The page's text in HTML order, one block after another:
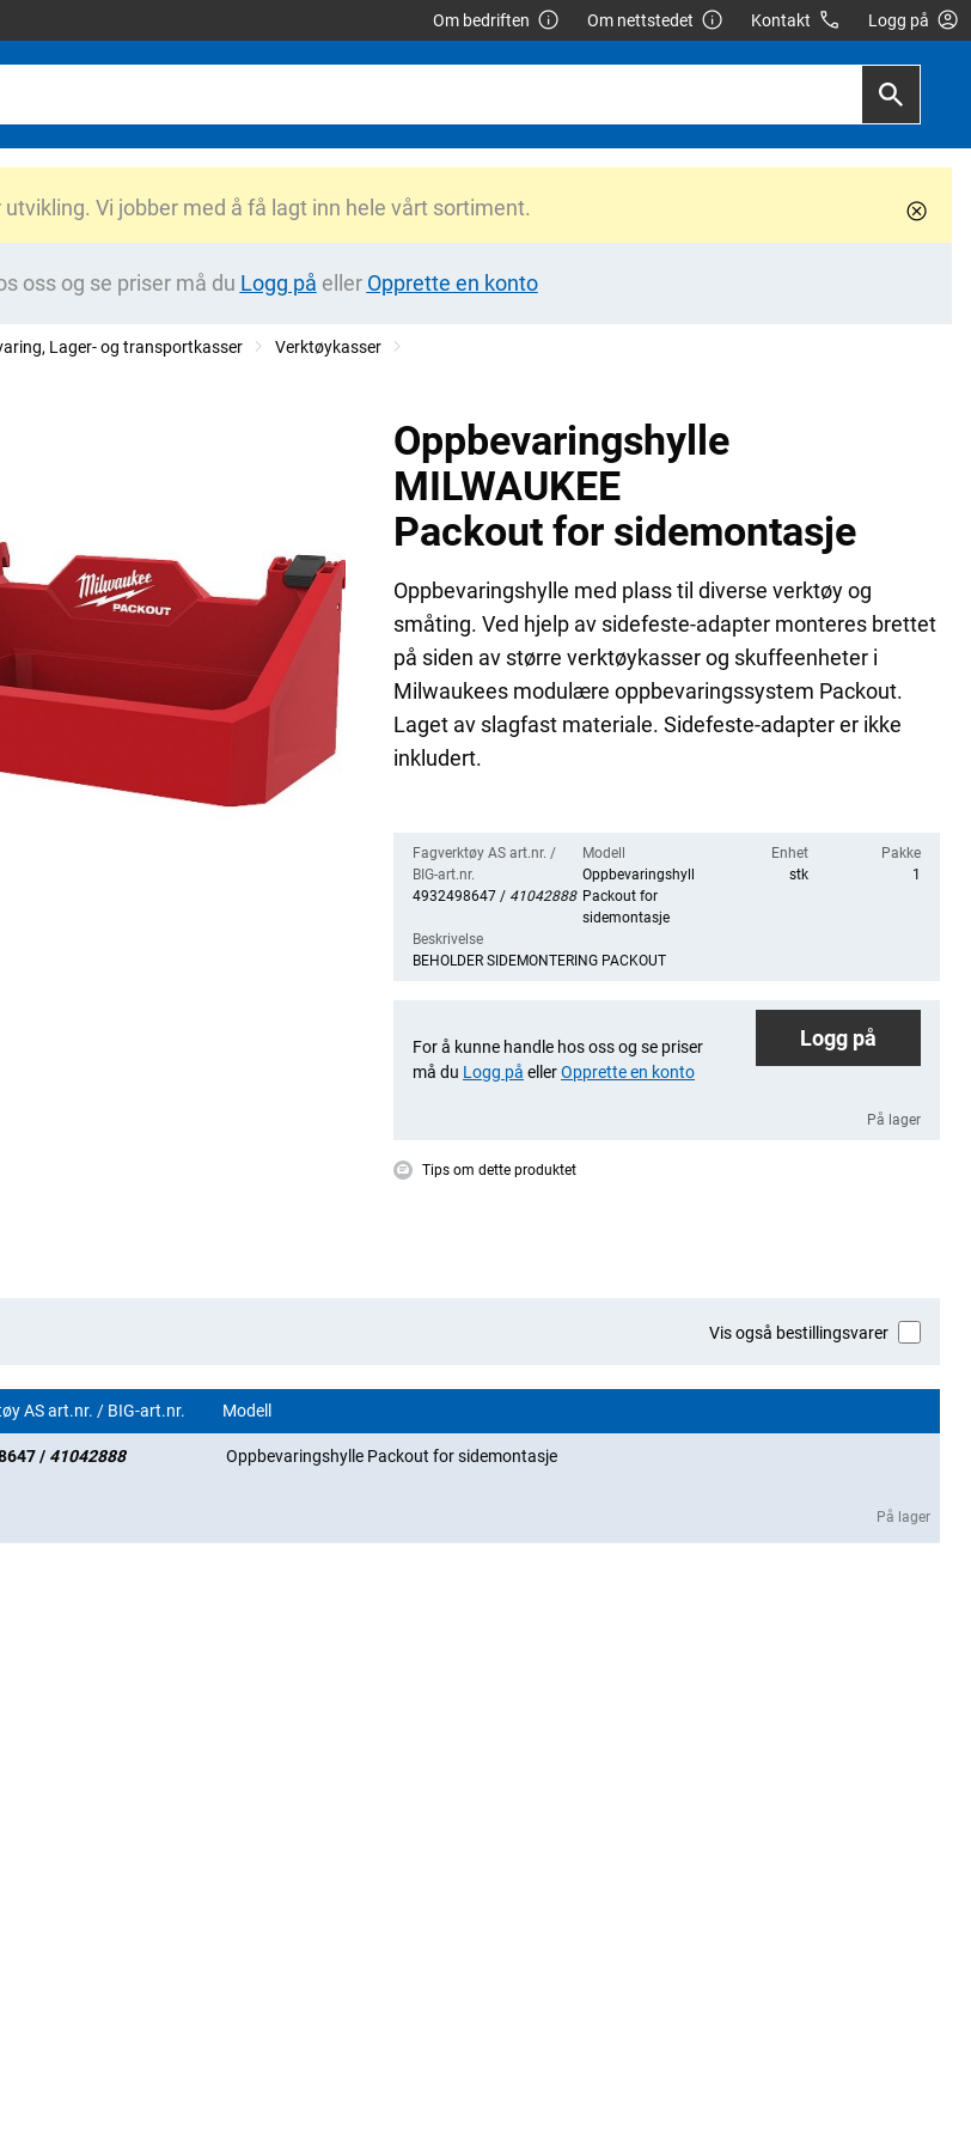
Om bedriften Om nettstedet Kontakt Logg på
Vi jobber med å få lagt inn hele vårt sortiment.
oss og se priser må du Logg på eller Opprette en konto
Lager- og transportkasser
Verktøykasser
Oppbevaringshylle
MILWAUKEE
Packout for sidemontasje
Oppbevaringshylle med plass til diverse verktøy og
småting. Ved hjelp av sidefeste-adapter monteres brettet
på siden av større verktøykasser og skuffeenheter i
Milwaukees modulære oppbevaringssystem Packout.
Laget av slagfast materiale. Sidefeste-adapter er ikke
inkludert.
Fagverktøy AS art.nr. /
BIG-art.nr.
4932498647 / 41042888
Modell
Oppbevaringshylle
Packout for
sidemontasje
Enhet
stk
Pakke
1
Beskrivelse
BEHOLDER SIDEMONTERING PACKOUT
For å kunne handle hos oss og se priser
må du Logg på ellerOpprette en konto
Logg på
På lager
Tips om dette produktet
Vis også bestillingsvarer
AS art.nr. / BIG-art.nr. Modell
/ 41042888 Oppbevaringshylle Packout for sidemontasje
På lager